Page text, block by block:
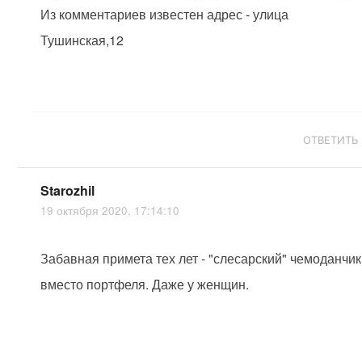
Из комментариев известен адрес -улица
Тушинская,12
ОТВЕТИТЬ
Starozhil
19 октября 2020, 17:14:10
Забавная примета тех лет - "слесарский" чемоданчик
вместо портфеля. Даже у женщин.